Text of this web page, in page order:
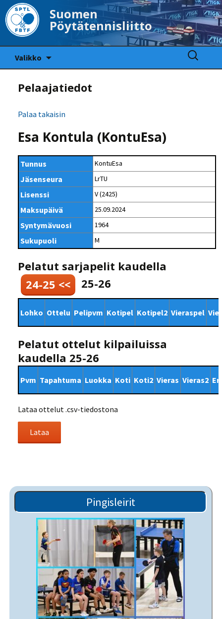
Suomen
Pöytätennisliitto
Valikko
Haku:
Pelaajatiedot
Palaa takaisin
Esa Kontula (KontuEsa)
Tunnus KontuEsa
Jäsenseura LrTU
Lisenssi V (2425)
Maksupäivä 25.09.2024
Syntymävuosi 1964
Sukupuoli M
Pelatut sarjapelit kaudella
24-25 <<
25-26
Lohko Ottelu Pelipvm Kotipel Kotipel2 Vieraspel
Pelatut ottelut kilpailuissa
kaudella 25-26
Pvm Tapahtuma Luokka Koti Koti2 Vieras Vieras2
Lataa ottelut .csv-tiedostona
Pingisleirit